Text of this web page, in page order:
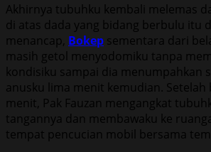
Akhirnya tubuhku kembali melemas
di atas dada yang bidang berbulu itu
menancap, Bokep sementara dari
masih getol menyodomiku tanpa
kondisiku sampai dia menumpahkan
anusku lima menit kemudian.
menit, Pak Fauzan mengangkat
tangannya dan membawaku ke
tempat pencucian mobil bersama